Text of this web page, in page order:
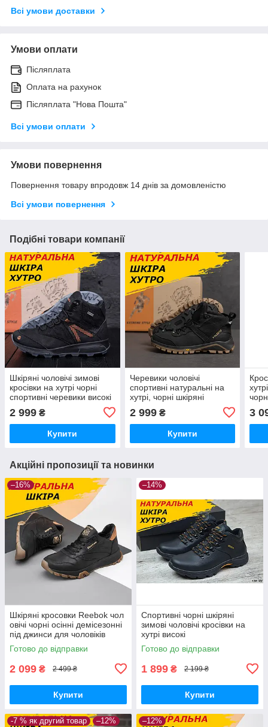
Всі умови доставки
Умови оплати
Післяплата
Оплата на рахунок
Післяплата "Нова Пошта"
Всі умови оплати
Умови повернення
Повернення товару впродовж 14 днів за домовленістю
Всі умови повернення
Подібні товари компанії
Шкіряні чоловічі зимові
кросівки на хутрі чорні
спортивні черевики високі
чорн бот*
2 999 ₴
Купити
Черевики чоловічі
спортивні натуральні на
хутрі, чорні шкіряні
шкіра *V-117 чор бот*
2 999₴
Купити
бот*
3
Акційні пропозиції та новинки
–16%
Шкіряні кросовки Reebok чол
овічі чорні осінні демісезонні
під джинси для чоловіків
Готово до відправки
2 099 ₴ 2 499 ₴
Купити
–14%
Спортивні чорні шкіряні
зимові чоловічі кросівки на
хутрі високі
Готово до відправки
1 899 ₴ 2 199 ₴
Купити
-7 % як другий товар –12% –12%